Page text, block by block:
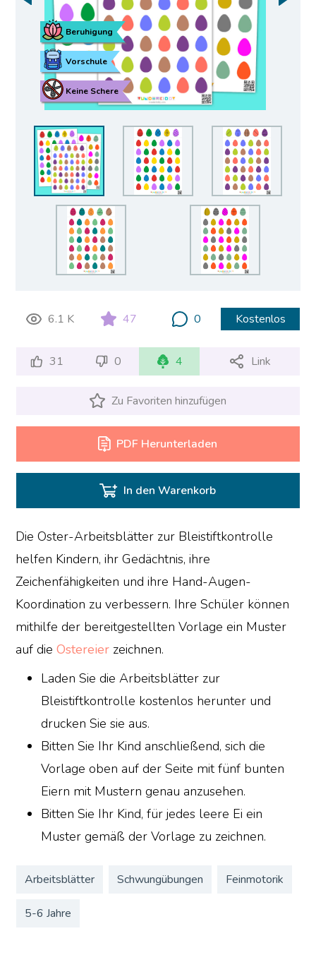
Keine Schere
Vorschule
Beruhigung
6.1 K 47 0 Kostenlos
31 0 4 Link
Zu Favoriten hinzufügen
PDF Herunterladen
In den Warenkorb
Die Oster-Arbeitsblätter zur Bleistiftkontrolle
helfen Kindern, ihr Gedächtnis, ihre
Zeichenfähigkeiten und ihre Hand-Augen-
Koordination zu verbessern. Ihre Schüler können
mithilfe der bereitgestellten Vorlage ein Muster
auf dieOstereier zeichnen.
Laden Sie die Arbeitsblätter zur
Bleistiftkontrolle kostenlos herunter und
drucken Sie sie aus.
Bitten Sie Ihr Kind anschließend, sich die
Vorlage oben auf der Seite mit fünf bunten
Eiern mit Mustern genau anzusehen.
Bitten Sie Ihr Kind, für jedes leere Ei ein
Muster gemäß der Vorlage zu zeichnen.
Arbeitsblätter Schwungübungen Feinmotorik
5-6 Jahre